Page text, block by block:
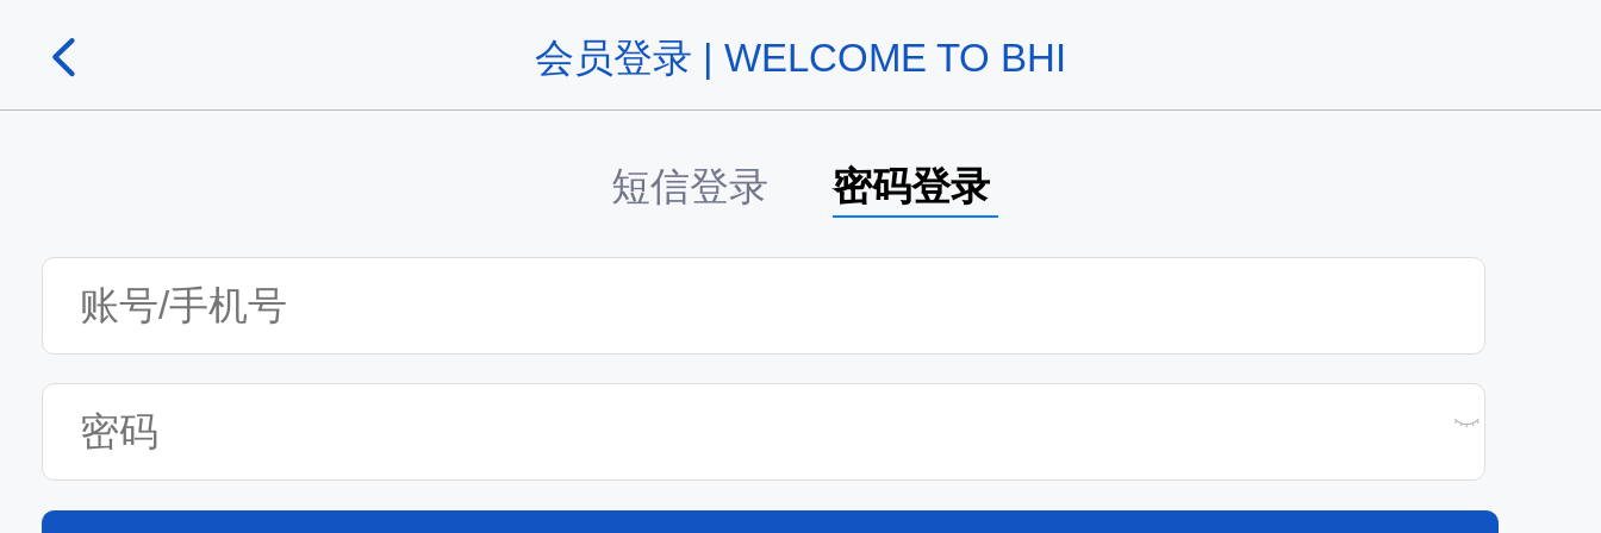
会员登录 | WELCOME TO BHI
短信登录 密码登录